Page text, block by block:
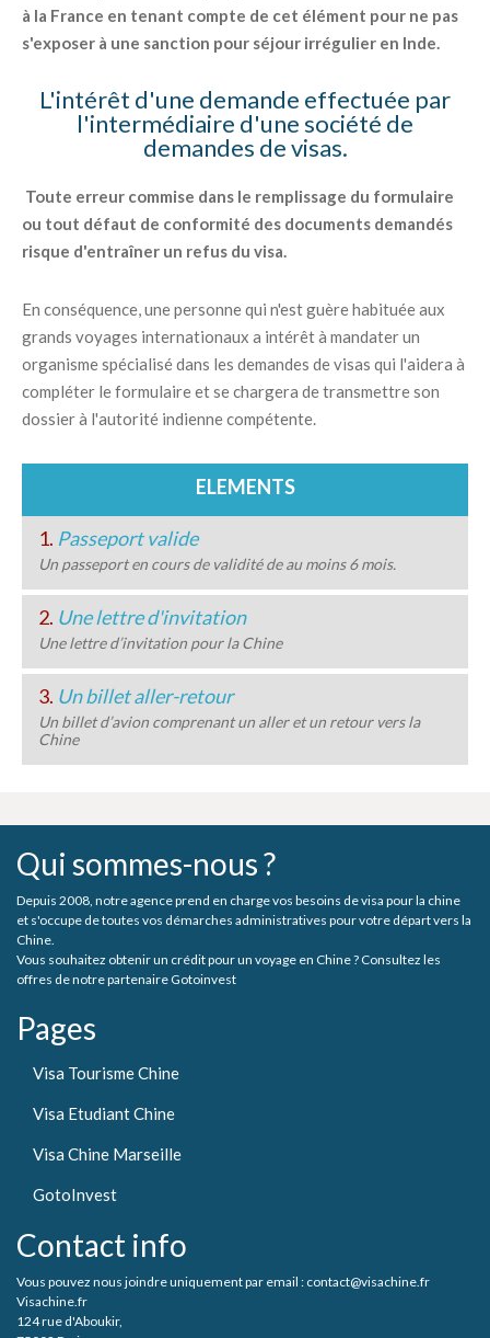
à la France en tenant compte de cet élément pour ne pas
s'exposer à une sanction pour séjour irrégulier en Inde.
L'intérêt d'une demande effectuée par
l'intermédiaire d'une société de
demandes de visas.
Toute erreur commise dans le remplissage du formulaire
ou tout défaut de conformité des documents demandés
risque d'entraîner un refus du visa.
En conséquence, une personne qui n'est guère habituée aux
grands voyages internationaux a intérêt à mandater un
organisme spécialisé dans les demandes de visas qui l'aidera à
compléter le formulaire et se chargera de transmettre son
dossier à l'autorité indienne compétente.
ELEMENTS
1. Passeport valide
Un passeport en cours de validité de au moins 6 mois.
2. Une lettre d'invitation
Une lettre d’invitation pour la Chine
3. Un billet aller-retour
Un billet d’avion comprenant un aller et un retour vers la
Chine
Qui sommes-nous ?
Depuis 2008, notre agence prend en charge vos besoins de visa pour la chine
et s'occupe de toutes vos démarches administratives pour votre départ vers la
Chine.
Vous souhaitez obtenir un crédit pour un voyage en Chine ? Consultez les
offres de notre partenaire Gotoinvest
Pages
Visa Tourisme Chine
Visa Etudiant Chine
Visa Chine Marseille
GotoInvest
Contact info
Vous pouvez nous joindre uniquement par email : contact@visachine.fr
Visachine.fr
124 rue d'Aboukir,